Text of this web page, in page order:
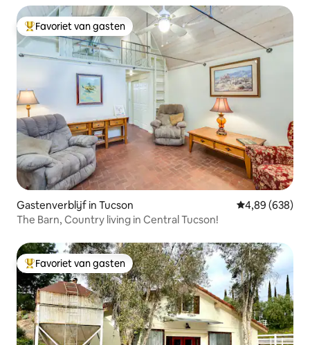
Topfavoriet van gasten
Favoriet van gasten
Gastenverblijf in Tucson Gemiddelde
4,89 (638)
The Barn, Country living in Central Tucson!
Topfavoriet van gasten
Favoriet van gasten